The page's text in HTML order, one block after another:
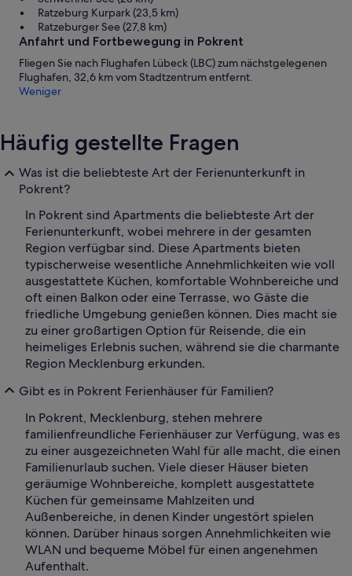
Ratzeburg Kurpark (23,5 km)
Ratzeburger See (27,8 km)
Anfahrt und Fortbewegung in Pokrent
Fliegen Sie nach Flughafen Lübeck (LBC) zum nächstgelegenen
Flughafen, 32,6 km vom Stadtzentrum entfernt.
Weniger
Häufig gestellte Fragen
Was ist die beliebteste Art der Ferienunterkunft in
Pokrent?
In Pokrent sind Apartments die beliebteste Art der
Ferienunterkunft, wobei mehrere in der gesamten
Region verfügbar sind. Diese Apartments bieten
typischerweise wesentliche Annehmlichkeiten wie voll
ausgestattete Küchen, komfortable Wohnbereiche und
oft einen Balkon oder eine Terrasse, wo Gäste die
friedliche Umgebung genießen können. Dies macht sie
zu einer großartigen Option für Reisende, die ein
heimeliges Erlebnis suchen, während sie die charmante
Region Mecklenburg erkunden.
Gibt es in Pokrent Ferienhäuser für Familien?
In Pokrent, Mecklenburg, stehen mehrere
familienfreundliche Ferienhäuser zur Verfügung, was es
zu einer ausgezeichneten Wahl für alle macht, die einen
Familienurlaub suchen. Viele dieser Häuser bieten
geräumige Wohnbereiche, komplett ausgestattete
Küchen für gemeinsame Mahlzeiten und
Außenbereiche, in denen Kinder ungestört spielen
können. Darüber hinaus sorgen Annehmlichkeiten wie
WLAN und bequeme Möbel für einen angenehmen
Aufenthalt.